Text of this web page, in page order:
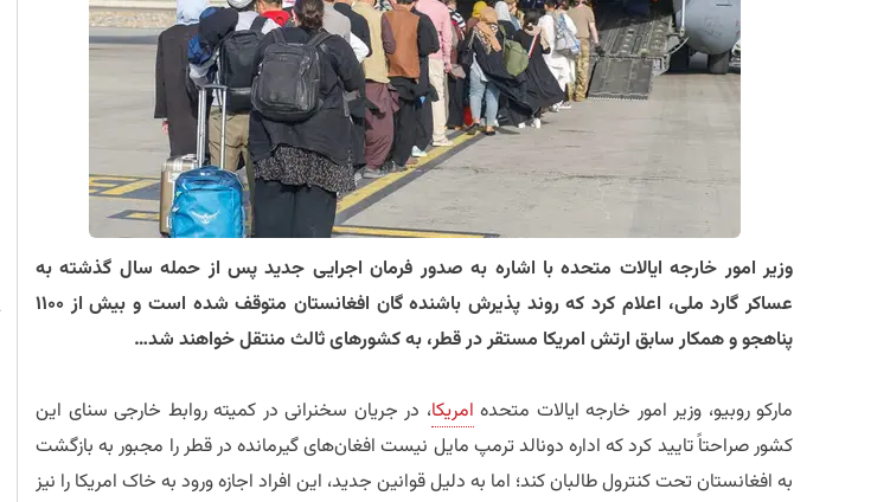
​وزیر امور خارجه ایالات متحده با اشاره به صدور فرمان اجرایی جدید پس از حمله سال گذشته به
عساکر گارد ملی، اعلام کرد که روند پذیرش باشنده گان افغانستان متوقف شده است و بیش از ۱۱۰۰
پناهجو و همکار سابق ارتش امریکا مستقر در قطر، به کشورهای ثالث منتقل خواهند شد…
​مارکو روبیو، وزیر امور خارجه ایالات متحده امریکا، در جریان سخنرانی در کمیته روابط خارجی سنای این
کشور صراحتاً تایید کرد که اداره دونالد ترمپ مایل نیست افغان‌های گیرمانده در قطر را مجبور به بازگشت
به افغانستان تحت کنترول طالبان کند؛ اما به دلیل قوانین جدید، این افراد اجازه ورود به خاک امریکا را نیز